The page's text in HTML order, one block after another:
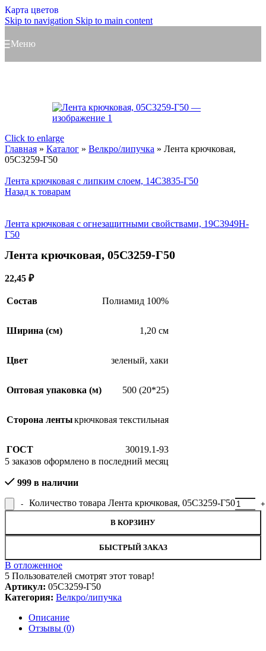
Карта цветов
Skip to navigation Skip to main content
Меню
Click to enlarge
Главная » Каталог » Велкро/липучка » Лента крючковая,
05С3259-Г50
Лента крючковая с липким слоем, 14С3835-Г50
Назад к товарам
Лента крючковая с огнезащитными свойствами, 19С3949Н-
Г50
Лента крючковая, 05С3259-Г50
22,45 ₽
Состав Полиамид 100%
Ширина (см) 1,20 см
Цвет зеленый, хаки
Оптовая упаковка (м) 500 (20*25)
Сторона лентыкрючковая текстильная
ГОСТ
30019.1-93
5 заказов оформлено в последний месяц
999 в наличии
Количество товара Лента крючковая, 05С3259-Г50
В КОРЗИНУ
БЫСТРЫЙ ЗАКАЗ
В отложенное
5 Пользователей смотрят этот товар!
Артикул: 05С3259-Г50
Категория: Велкро/липучка
Описание
Отзывы (0)